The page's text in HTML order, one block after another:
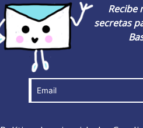
Recibe
secretas